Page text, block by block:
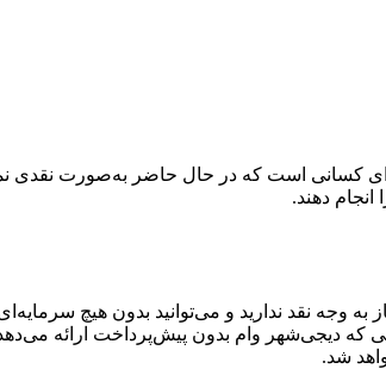
است که در حال حاضر به‌صورت نقدی
انجام دهند.
به وجه نقد ندارید و می‌توانید بدون هیچ
که دیجی‌شهر وام بدون پیش‌پرداخت ارائه
شد.